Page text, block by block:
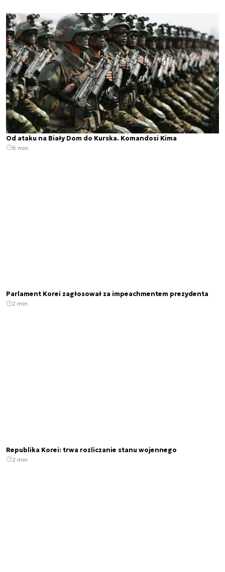
Od ataku na Biały Dom do Kurska. Komandosi Kima
6 min.
Parlament Korei zagłosował za impeachmentem prezydenta
2 min.
Republika Korei: trwa rozliczanie stanu wojennego
2 min.